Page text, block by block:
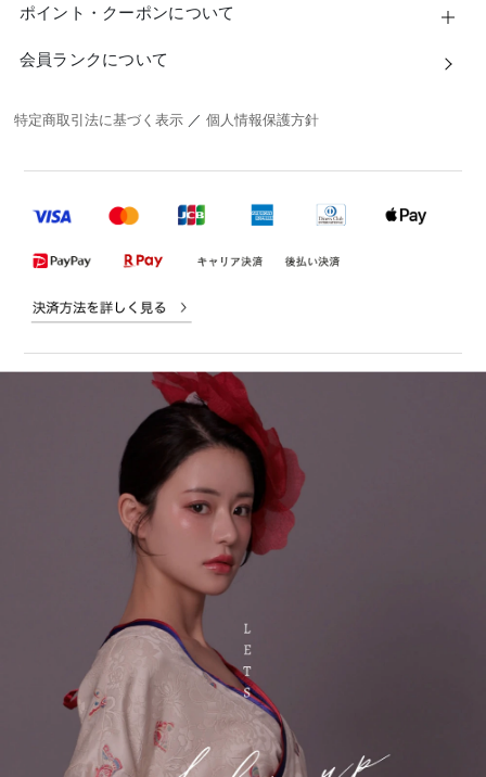
ポイント・クーポンについて
会員ランクについて
特定商取引法に基づく表示 ／個人情報保護方針